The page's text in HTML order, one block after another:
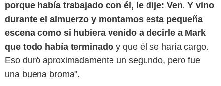
porque había trabajado con él, le dije: Ven. Y vino
durante el almuerzo y montamos esta pequeña
escena como si hubiera venido a decirle a Mark
que todo había terminado y que él se haría cargo.
Eso duró aproximadamente un segundo, pero fue
una buena broma".